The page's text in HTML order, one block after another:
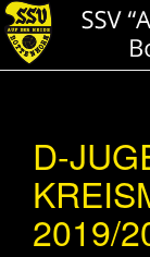
D-
2019/